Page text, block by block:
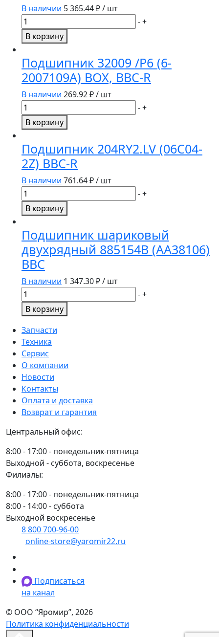
В наличии 5 365.44₽ / шт
Количество
товара
Подшипник
BOX,
BBC-
R
-+
В корзину
Подшипник 32009 /P6 (6-
2007109А) BOX, BBC-R
В наличии 269.92₽ / шт
Количество
товара
Подшипник
/P6
(6-
2007109А)
BOX,
BBC-
-+
В корзину
Подшипник 204RY2.LV (06C04-
2Z) BBC-R
В наличии 761.64₽ / шт
Количество
товара
Подшипник
(06C04-
2Z)
BBC-
R
-+
В корзину
Подшипник шариковый
двухрядный 885154B (AA38106)
BBC
В наличии 1 347.30₽ / шт
Количество
товара
Подшипник
шариковый
двухрядный
885154B
(AA38106)
BBC
-+
В корзину
Запчасти
Техника
Сервис
О компании
Новости
Контакты
Оплата и доставка
Возврат и гарантия
Центральный офис:
8:00 - 17:00 - понедельник-пятница
Выходной - суббота, воскресенье
Филиалы:
8:00 - 17:00 - понедельник-пятница
8:00 - 14:00 - суббота
Выходной воскресенье
8 800 700-96-00
online-store@yaromir22.ru
Подписаться
на канал
© ООО “Яромир”, 2026
Политика конфиденциальности